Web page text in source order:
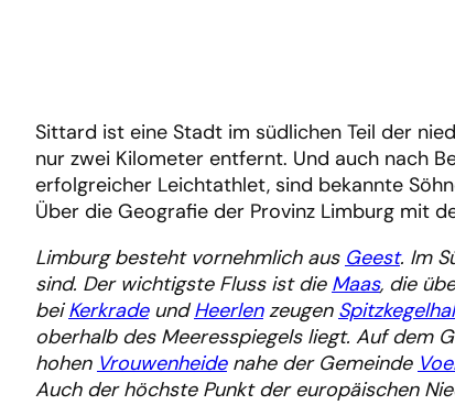
Sittard ist eine Stadt im südlichen Teil der
nur zwei Kilometer entfernt. Und auch nach
erfolgreicher Leichtathlet, sind bekannte
Über die Geografie der Provinz Limburg mit
Limburg besteht vornehmlich aus Geest. Im
sind. Der wichtigste Fluss ist die Maas, die
beiKerkradeundHeerlenzeugen
oberhalb des Meeresspiegels liegt. Auf dem
hohen Vrouwenheidenahe der Gemeinde
Auch der höchste Punkt der europäischen